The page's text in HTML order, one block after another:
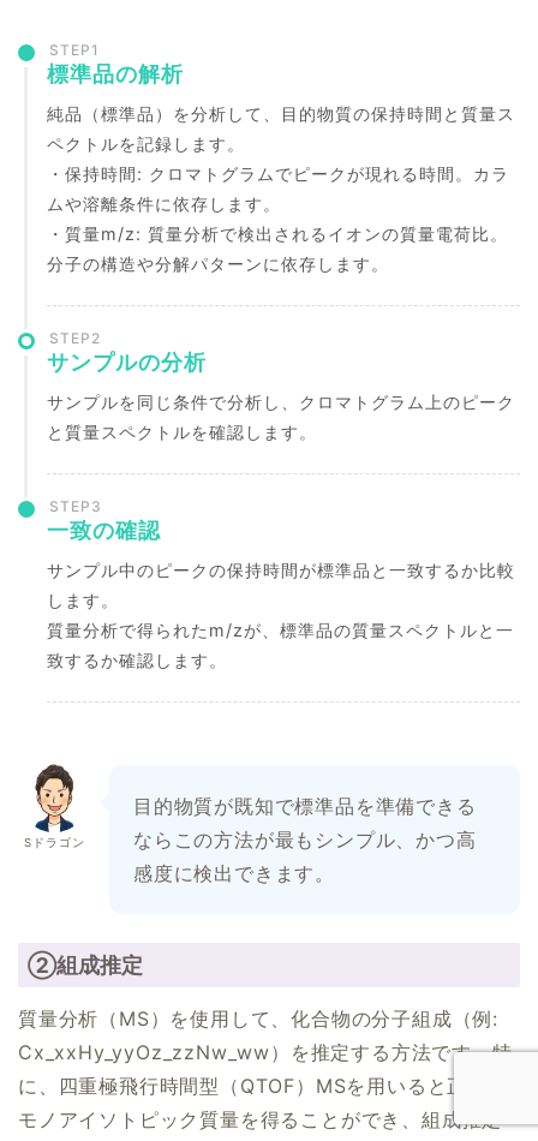
STEP1
標準品の解析
純品（標準品）を分析して、目的物質の保持時間と質量ス
ペクトルを記録します。
・保持時間: クロマトグラムでピークが現れる時間。カラ
ムや溶離条件に依存します。
・質量m/z: 質量分析で検出されるイオンの質量電荷比。
分子の構造や分解パターンに依存します。
STEP2
サンプルの分析
サンプルを同じ条件で分析し、クロマトグラム上のピーク
と質量スペクトルを確認します。
STEP3
一致の確認
サンプル中のピークの保持時間が標準品と一致するか比較
します。
質量分析で得られたm/zが、標準品の質量スペクトルと一
致するか確認します。
Sドラゴン
目的物質が既知で標準品を準備できる
ならこの方法が最もシンプル、かつ高
感度に検出できます。
②組成推定
質量分析（MS）を使用して、化合物の分子組成（例:
Cx_xx​Hy_yy​Oz_zz​Nw_ww​）を推定する方法です。特
に、四重極飛行時間型（QTOF）MSを用いると正確な
モノアイソトピック質量を得ることができ、組成推定